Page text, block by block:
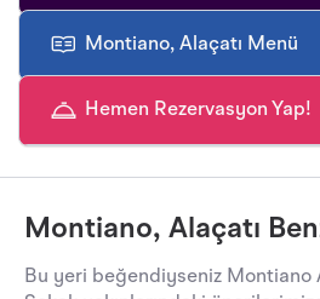
Montiano, Alaçatı Menü
Hemen Rezervasyon Yap!
Montiano, Alaçatı
Bu yeri beğendiyseniz Montiano